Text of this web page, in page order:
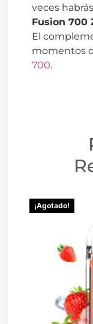
veces
Fusion 700
El
momentos
700.
¡Agotado!